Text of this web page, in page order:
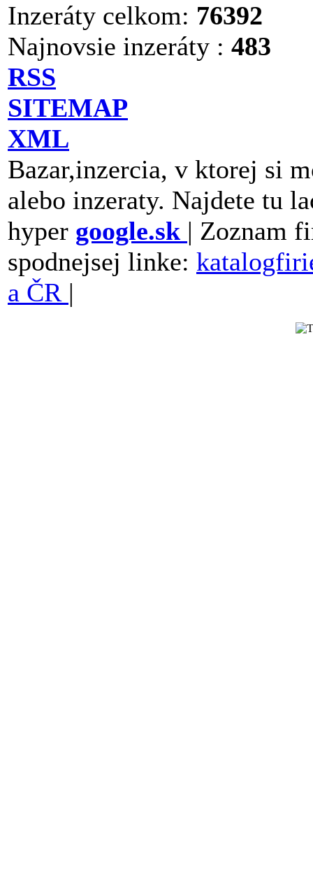
Inzeráty celkom: 76392
Najnovsie inzeráty : 483
RSS
SITEMAP
XML
Bazar,inzercia, v ktorej si
alebo inzeraty. Najdete tu
hyper google.sk | Zoznam
spodnejsej linke:
a ČR |